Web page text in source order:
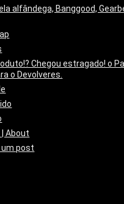
alfândega, Banggood,
Chegou estragado! o
o Devolveres.
About
um post